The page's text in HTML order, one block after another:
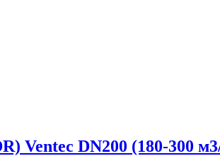
Ventec DN200 (180-300